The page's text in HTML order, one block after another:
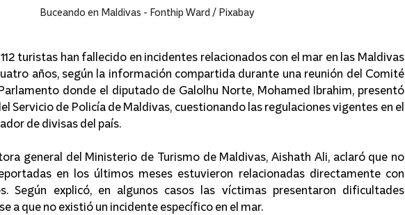
Buceando en Maldivas - Fonthip Ward / Pixabay
turistas han fallecido en incidentes relacionados con el mar en las Maldivas
años, según la información compartida durante una reunión del Comité
donde el diputado de Galolhu Norte, Mohamed Ibrahim, presentó
Servicio de Policía de Maldivas, cuestionando las regulaciones vigentes en el
de divisas del país.
general del Ministerio de Turismo de Maldivas, Aishath Ali, aclaró que no
en los últimos meses estuvieron relacionadas directamente con
Según explicó, en algunos casos las víctimas presentaron dificultades
a que no existió un incidente específico en el mar.